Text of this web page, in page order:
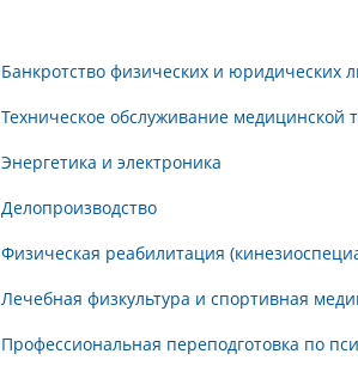
Банкротство физических и юридических
Техническое обслуживание медицинской
Энергетика и электроника
Делопроизводство
Физическая реабилитация
Лечебная физкультура и спортивная
Профессиональная переподготовка по